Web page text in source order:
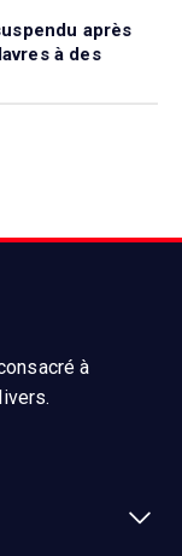
après
à des
à